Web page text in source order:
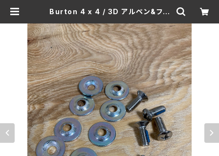
Burton 4 x 4 / 3D アルペン&フリ
ッシャー 8本セット | Jammingsn
ow web Shop